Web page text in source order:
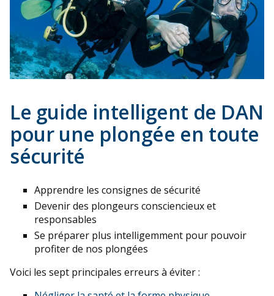
Le guide intelligent de DAN
pour une plongée en toute
sécurité
Apprendre les consignes de sécurité
Devenir des plongeurs consciencieux et
responsables
Se préparer plus intelligemment pour pouvoir
profiter de nos plongées
Voici les sept principales erreurs à éviter :